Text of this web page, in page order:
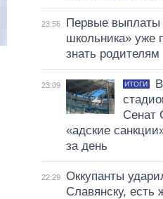
23:56
Первые выплаты
школьника» уже
знать родителям
23:09 ИТОГИ
Сенат
«адские
за день
22:29
Оккупанты
Славянску, есть